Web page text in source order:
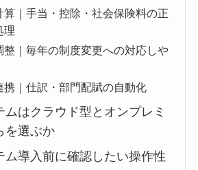
算｜手当・控除・社会保険料の正
理
整｜毎年の制度変更への対応しや
携｜仕訳・部門配賦の自動化
ムはクラウド型とオンプレミ
を選ぶか
ム導入前に確認したい操作性